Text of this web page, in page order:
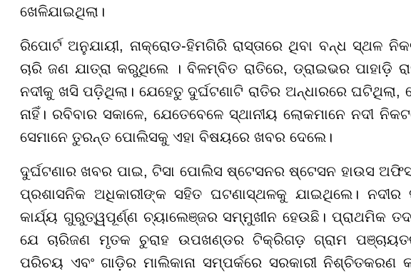
ଖେଳିଯାଇଥିଲା।
ରିପୋର୍ଟ ଅନୁଯାୟୀ, ନାକ୍ରୋଡ-ହିମଗିରି ରାସ୍ତାରେ ଥିବା ବନ୍ଧ ସ୍ଥଳ
ଚାରି ଜଣ ଯାତ୍ରା କରୁଥିଲେ । ବିଳମ୍ବିତ ରାତିରେ, ଡ୍ରାଇଭର ପାହାଡ଼ି
ନଦୀକୁ ଖସି ପଡ଼ିଥିଲା। ଯେହେତୁ ଦୁର୍ଘଟଣାଟି ରାତିର ଅନ୍ଧାରରେ
ନାହିଁ। ରବିବାର ସକାଳେ, ଯେତେବେଳେ ସ୍ଥାନୀୟ ଲୋକମାନେ ନଦୀ
ସେମାନେ ତୁରନ୍ତ ପୋଲିସକୁ ଏହା ବିଷୟରେ ଖବର ଦେଲେ।
ଦୁର୍ଘଟଣାର ଖବର ପାଇ, ଟିସା ପୋଲିସ ଷ୍ଟେସନର ଷ୍ଟେସନ ହାଉସ
ପ୍ରଶାସନିକ ଅଧିକାରୀଙ୍କ ସହିତ ଘଟଣାସ୍ଥଳକୁ ଯାଇଥିଲେ।
କାର୍ଯ୍ୟ ଗୁରୁତ୍ୱପୂର୍ଣ୍ଣ ଚ୍ୟାଲେଞ୍ଜର ସମ୍ମୁଖୀନ ହେଉଛି। ପ୍ରାଥମିକ
ଯେ ଚାରିଜଣ ମୃତକ ଚୁରାହ ଉପଖଣ୍ଡର ଟିକ୍ରିଗଡ଼ ଗ୍ରାମ
ପରିଚୟ ଏବଂ ଗାଡ଼ିର ମାଲିକାନା ସମ୍ପର୍କରେ ସରକାରୀ ନିଶ୍ଚିତକରଣ